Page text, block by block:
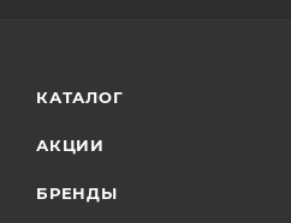
КАТАЛОГ
АКЦИИ
БРЕНДЫ